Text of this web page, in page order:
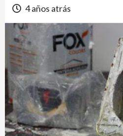
4 años atrás